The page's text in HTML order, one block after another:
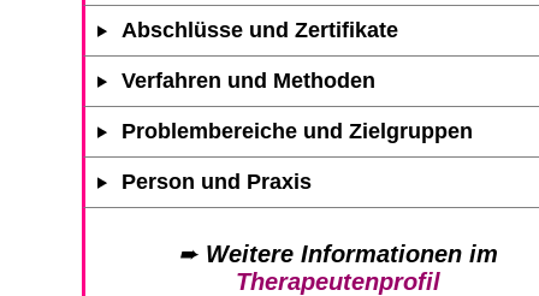
Abschlüsse und Zertifikate
Verfahren und Methoden
Problembereiche und Zielgruppen
Person und Praxis
➨ Weitere Informationen im
Therapeutenprofil